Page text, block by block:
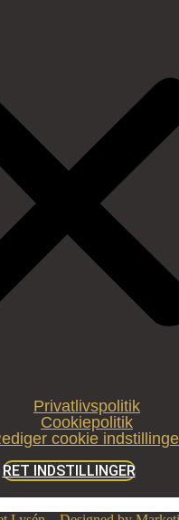
Privatlivspolitik
Cookiepolitik
cookie
RET INDSTILLINGER